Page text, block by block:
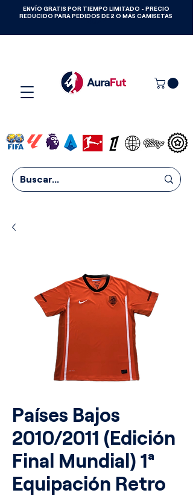
GANA CAMISETAS GRATIS HASTA
2027
ENVÍO GRATIS POR TIEMPO LIMITADO - PRECIO
REDUCIDO PARA PEDIDOS DE 2 O MÁS CAMISETAS
Países Bajos
2010/2011 (Edición
Final Mundial) 1ª
Equipación Retro